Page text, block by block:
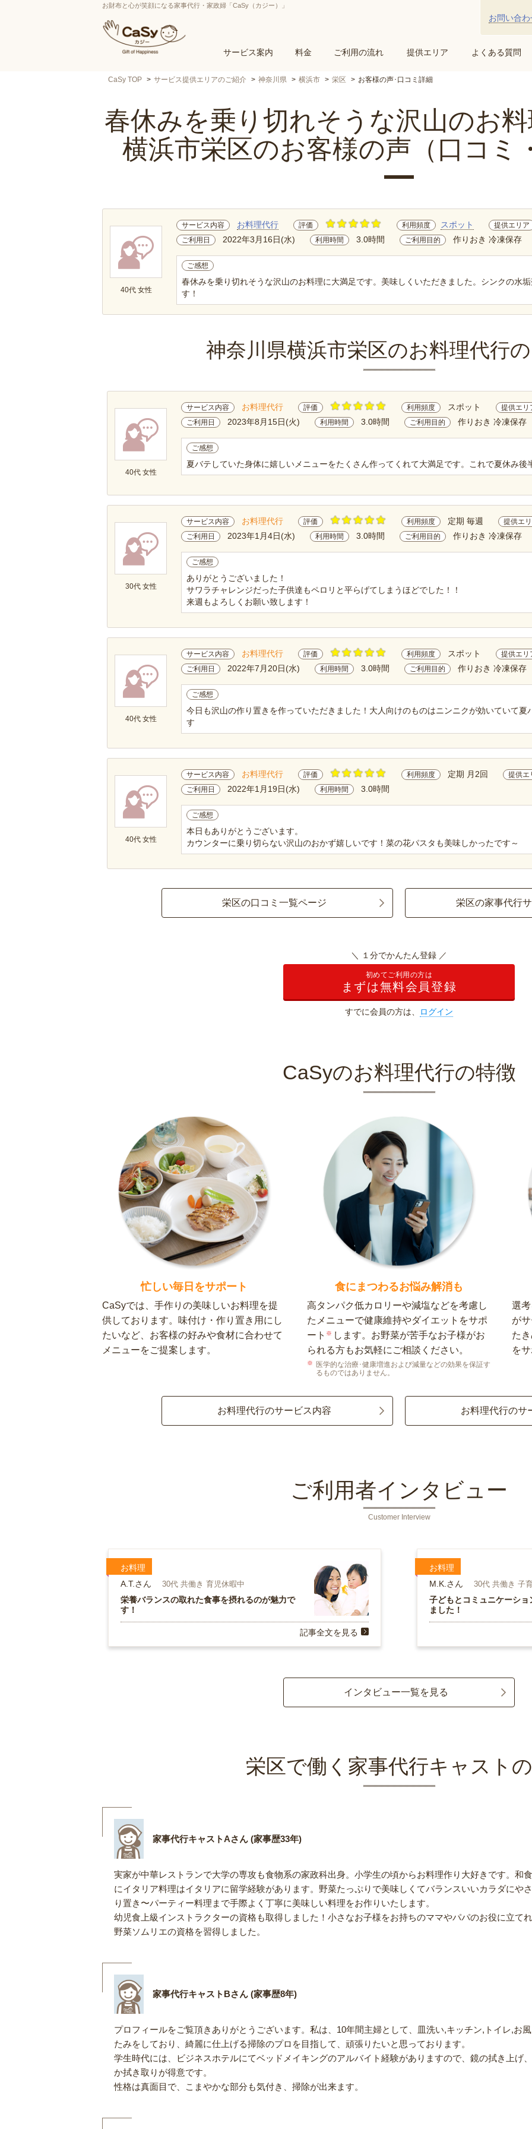
お財布と心が笑顔になる家事代行・家政婦「CaSy（カジー）」
サービス案内 料金 ご利用の流れ 提供エリア よくある質問
お問い合わ
CaSy TOP サービス提供エリアのご紹介 神奈川県 横浜市 栄区 お客様の声･口コミ詳細
春休みを乗り切れそうな沢山のお
横浜市栄区のお客様の声（口コミ
40代 女性
サービス内容 お料理代行 評価 利用頻度 スポット 提供エリア
ご利用日 2022年3月16日(水) 利用時間 3.0時間 ご利用目的 作りおき 冷凍保存
ご感想
春休みを乗り切れそうな沢山のお料理に大満足です。美味しくいただきました。シンクの水
す！
神奈川県横浜市栄区のお料理代行の
40代 女性
サービス内容 お料理代行 評価 利用頻度 スポット 提供エリ
ご利用日 2023年8月15日(火) 利用時間 3.0時間 ご利用目的 作りおき 冷凍保存
ご感想
夏バテしていた身体に嬉しいメニューをたくさん作ってくれて大満足です。これで夏休み後
30代 女性
サービス内容 お料理代行 評価 利用頻度 定期 毎週 提供エ
ご利用日 2023年1月4日(水) 利用時間 3.0時間 ご利用目的 作りおき 冷凍保存
ご感想
ありがとうございました！
サワラチャレンジだった子供達もペロリと平らげてしまうほどでした！！
来週もよろしくお願い致します！
40代 女性
サービス内容 お料理代行 評価 利用頻度 スポット 提供エリ
ご利用日 2022年7月20日(水) 利用時間 3.0時間 ご利用目的 作りおき 冷凍保存
ご感想
今日も沢山の作り置きを作っていただきました！大人向けのものはニンニクが効いていて
す
40代 女性
サービス内容 お料理代行 評価 利用頻度 定期 月2回 提供エ
ご利用日 2022年1月19日(水) 利用時間 3.0時間
ご感想
本日もありがとうございます。
カウンターに乗り切らない沢山のおかず嬉しいです！菜の花パスタも美味しかったです～
栄区の口コミ一覧ページ 栄区の家事代行
＼ １分でかんたん登録 ／
初めてご利用の方は
まずは無料会員登録
すでに会員の方は、 ログイン
CaSyのお料理代行の特徴
忙しい毎日をサポート
CaSyでは、手作りの美味しいお料理を提
供しております。味付け・作り置き用にし
たいなど、お客様の好みや食材に合わせて
メニューをご提案します。
食にまつわるお悩み解消も
高タンパク低カロリーや減塩などを考慮し
たメニューで健康維持やダイエットをサポ
ート ※ します。お野菜が苦手なお子様がお
られる方もお気軽にご相談ください。
医学的な治療･健康増進および減量などの効果を保証す
るものではありません。
選
が
た
を
お料理代行のサービス内容 お料理代行のサ
ご利用者インタビュー
Customer Interview
お料理
A.T.さん
30代 共働き 育児休暇中
栄養バランスの取れた食事を摂れるのが魅力で
す！
記事全文を見る
お料理
M.K.さん
30代 共働き 子
子どもとコミュニケーショ
ました！
インタビュー一覧を見る
栄区で働く家事代行キャスト
家事代行キャストAさん (家事歴33年)
実家が中華レストランで大学の専攻も食物系の家政科出身。小学生の頃からお料理作り大好きです。和
にイタリア料理はイタリアに留学経験があります。野菜たっぷりで美味しくてバランスいいカラダにや
り置き〜パーティー料理まで手際よく丁寧に美味しい料理をお作りいたします。
幼児食上級インストラクターの資格も取得しました！小さなお子様をお持ちのママやパパのお役に立てれ
野菜ソムリエの資格を習得しました。
家事代行キャストBさん (家事歴8年)
プロフィールをご覧頂きありがとうございます。私は、10年間主婦として、皿洗い,キッチン,トイレ,お
たみをしており、綺麗に仕上げる掃除のプロを目指して、頑張りたいと思っております。
学生時代には、ビジネスホテルにてベッドメイキングのアルバイト経験がありますので、鏡の拭き上げ
か拭き取りが得意です。
性格は真面目で、こまやかな部分も気付き、掃除が出来ます。